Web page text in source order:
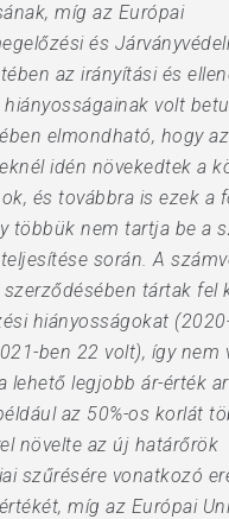
míg az Európai
és
az irányítási és
volt
elmondható, hogy az
idén növekedtek a
és továbbra is ezek a
többük nem tartja be a
során. A
tártak fel
hiányosságokat
ben 22 volt), így nem
lehető legjobb ár-érték
az 50%-os korlát
növelte az új határőrök
szűrésére vonatkozó
míg az Európai